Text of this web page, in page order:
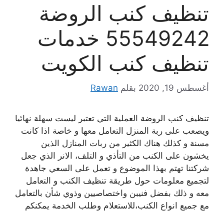
تنظيف كنب الروضة
55549242 خدمات
تنظيف كنب الكويت
أغسطس 19, 2020 بقلم Rawan
تنظيف كنب الروضة العملية التي تعتبر ليست سهلة نهائيا
ويصعب على ربة المنزل التعامل معها و خاصة اذا كانت
مسنة و كذلك هناك الكثير من ربات المنازل الذين
يخشون على الكنب من التأذي و التلف، الانر الذي جعل
شركتنا تهتم بهذا الموضوع و تعمل على السعي جاهدة
لتجميع معلومات حول طريقة تنظيف الكنب و التعامل
معه و ذلك بفضل فنيبن واختصاصيين وذوي شأن بالتعامل
مع جميع انواع الكنب،للاستعلام وطلب الخدمة يمكنكم